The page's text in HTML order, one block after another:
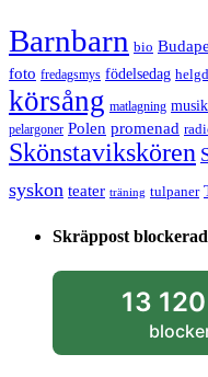
Barnbarn bio
foto fredagsmys födelsedag
körsång matlagning
pelargoner Polen promenad
Skönstavikskören
syskon teater träning tulpaner
Skräppost blockerad
13